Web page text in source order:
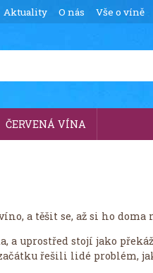
Aktuality O nás Vše o víně
ČERVENÁ VÍNA
a těšit se, až si ho
a uprostřed stojí jako
řešili lidé problém,